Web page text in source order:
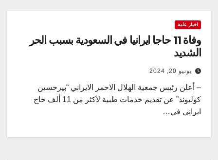
اخبار عامة
وفاة 11 حاجا ايرانيا في السعودية بسبب الحر
الشديد
يونيو 20, 2024
– أعلن رئيس جمعية الهلال الاحمر الايراني “بيرحسين
كوليوند” عن تقديم خدمات طبية لأكثر من 11 ألف حاج
ايراني في…